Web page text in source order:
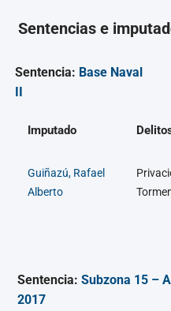
Sentencias e
Sentencia: Base Naval
II
Imputado
Guiñazú, Rafael
Alberto
Sentencia:Subzona 15 –
2017